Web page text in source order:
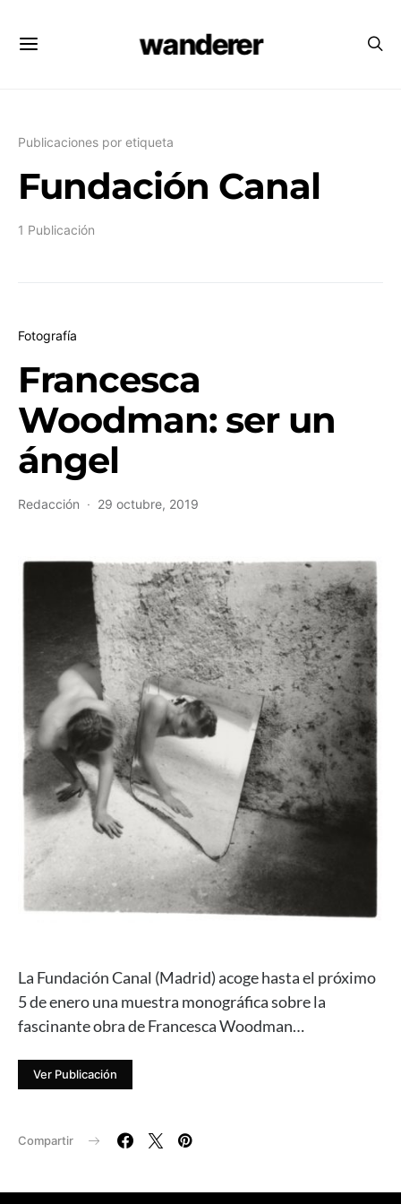
wanderer
Publicaciones por etiqueta
Fundación Canal
1 Publicación
Fotografía
Francesca
Woodman: ser un
ángel
Redacción 29 octubre, 2019
La Fundación Canal (Madrid) acoge hasta el próximo
5 de enero una muestra monográfica sobre la
fascinante obra de Francesca Woodman…
Ver Publicación
Compartir